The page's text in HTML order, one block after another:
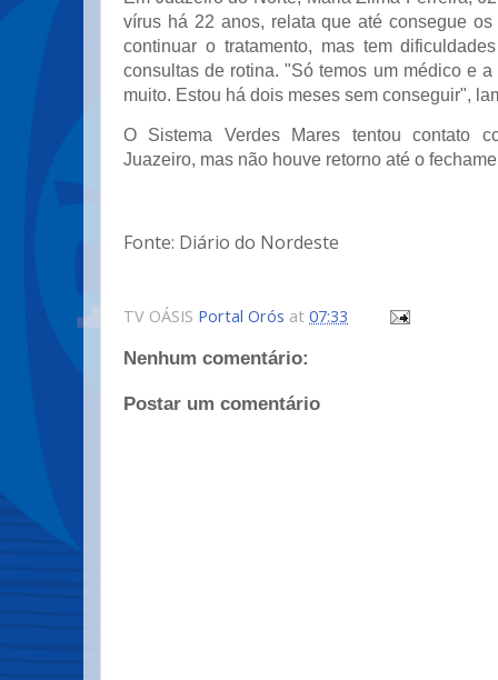
vírus há 22 anos, relata que até consegue os
continuar o tratamento, mas tem
consultas de rotina. "Só temos um médico e
muito. Estou há dois meses sem conseguir",
O Sistema Verdes Mares tentou contato
Juazeiro, mas não houve retorno até o
Fonte: Diário do Nordeste
TV OÁSIS Portal Orós at 07:33
Nenhum comentário:
Postar um comentário